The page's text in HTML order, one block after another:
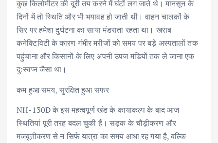
कुछ किलोमीटर की दूरी तय करने में घंटों लग जाते थे। मानसून के
दिनों में तो स्थिति और भी भयावह हो जाती थी। वाहन चालकों के
सिर पर हमेशा दुर्घटना का साया मंडराता रहता था। खराब
कनेक्टिविटी के कारण गंभीर मरीजों को समय पर बड़े अस्पतालों तक
पहुंचाना और किसानों के लिए अपनी उपज मंडियों तक ले जाना एक
दुःस्वप्न जैसा था।
​कम हुआ समय, सुरक्षित हुआ सफर
NH-130D के इस महत्वपूर्ण खंड के कायाकल्प के बाद आज
स्थितियां पूरी तरह बदल चुकी हैं। सड़क के चौड़ीकरण और
मजबूतीकरण से न सिर्फ यात्रा का समय आधा रह गया है, बल्कि